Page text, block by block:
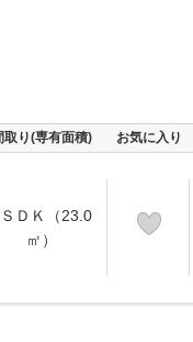
取り(専有面積) お気に入り
ＤＫ（23.0
㎡）